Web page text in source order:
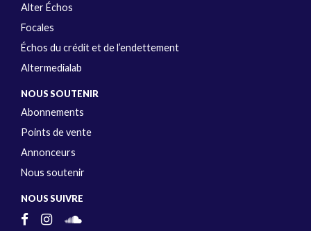
Alter Échos
Focales
Échos du crédit et de l’endettement
Altermedialab
NOUS SOUTENIR
Abonnements
Points de vente
Annonceurs
Nous soutenir
NOUS SUIVRE